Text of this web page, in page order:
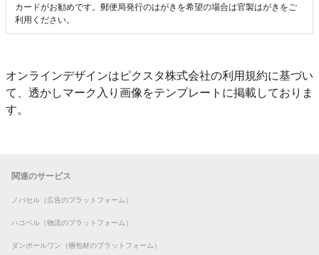
カードがお勧めです。郵便局発行のはがきを希望の場合は官製はがきをご
利用ください。
オンラインデザインはピクスタ株式会社の利用規約に基づい
て、透かしマーク入り画像をテンプレートに掲載しておりま
す。
関連のサービス
ノバセル（広告のプラットフォーム）
ハコベル（物流のプラットフォーム）
ダンボールワン（梱包材のプラットフォーム）